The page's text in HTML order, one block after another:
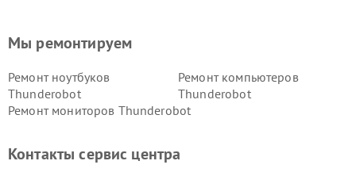
Мы ремонтируем
Ремонт ноутбуков
Thunderobot
Ремонт компьютеров
Thunderobot
Ремонт мониторов Thunderobot
Контакты сервис центра